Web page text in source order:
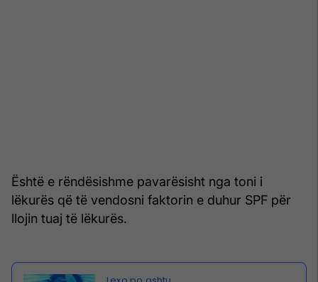
Është e rëndësishme pavarësisht nga toni i
lëkurës që të vendosni faktorin e duhur SPF për
llojin tuaj të lëkurës.